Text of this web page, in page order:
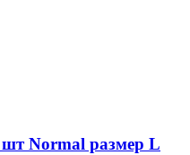
шт Normal размер L